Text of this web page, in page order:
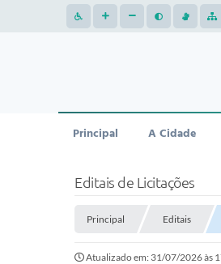
Principal A Cidade
Editais de Licitações
Principal Editais
Atualizado em: 31/07/2026 às